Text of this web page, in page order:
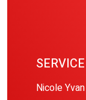
Nicole Yvan